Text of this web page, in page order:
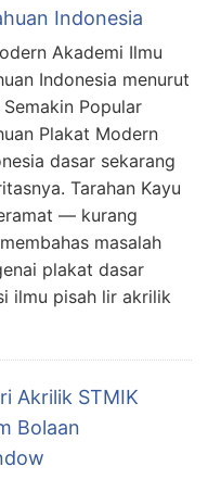
Indonesia
Akademi Ilmu
Indonesia menurut
Popular
Plakat Modern
dasar sekarang
Tarahan Kayu
— kurang
masalah
plakat dasar
ilmu pisah lir akrilik
Akrilik STMIK
Bolaan